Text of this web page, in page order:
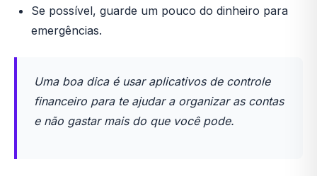
Se possível, guarde um pouco do dinheiro para
emergências.
Uma boa dica é usar aplicativos de controle
financeiro para te ajudar a organizar as contas
e não gastar mais do que você pode.